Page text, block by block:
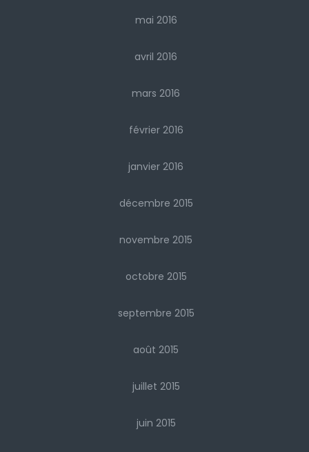
mai 2016
avril 2016
mars 2016
février 2016
janvier 2016
décembre 2015
novembre 2015
octobre 2015
septembre 2015
août 2015
juillet 2015
juin 2015